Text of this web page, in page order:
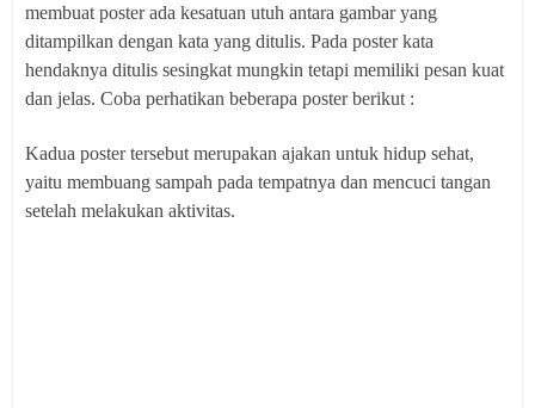
membuat poster ada kesatuan utuh antara gambar yang
ditampilkan dengan kata yang ditulis. Pada poster kata
hendaknya ditulis sesingkat mungkin tetapi memiliki pesan kuat
dan jelas. Coba perhatikan beberapa poster berikut :
Kadua poster tersebut merupakan ajakan untuk hidup sehat,
yaitu membuang sampah pada tempatnya dan mencuci tangan
setelah melakukan aktivitas.